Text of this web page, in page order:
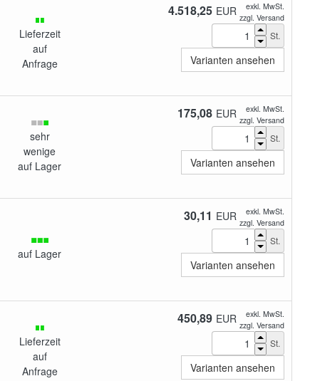
Lieferzeit
auf
Anfrage
4.518,25 EUR
exkl. MwSt.
zzgl. Versand
St.
Varianten ansehen
sehr
wenige
auf Lager
175,08 EUR
exkl. MwSt.
zzgl. Versand
St.
Varianten ansehen
auf Lager
30,11 EUR
exkl. MwSt.
zzgl. Versand
St.
Varianten ansehen
Lieferzeit
auf
Anfrage
450,89 EUR
exkl. MwSt.
zzgl. Versand
St.
Varianten ansehen